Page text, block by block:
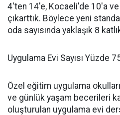
4'ten 14'e, Kocaeli'de 10'a
çıkarttık. Böylece yeni
oda sayısında yaklaşık 8
Uygulama Evi Sayısı Yüzde
Özel eğitim uygulama
ve günlük yaşam becerileri
oluşturulan uygulama evi